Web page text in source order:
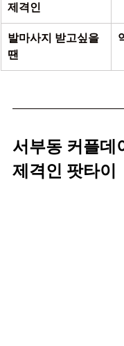
제격인
발마사지 받고싶을
땐
서부동 커플데
제격인 팟타이